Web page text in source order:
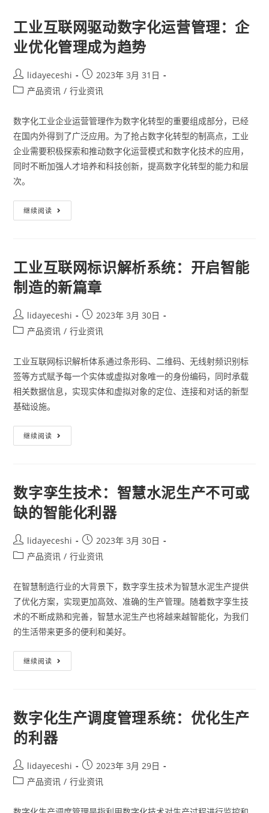
工业互联网驱动数字化运营管理：企
业优化管理成为趋势
lidayeceshi
2023年 3月 31日
产品资讯 / 行业资讯
数字化工业企业运营管理作为数字化转型的重要组成部分，已经
在国内外得到了广泛应用。为了抢占数字化转型的制高点，工业
企业需要积极探索和推动数字化运营模式和数字化技术的应用，
同时不断加强人才培养和科技创新，提高数字化转型的能力和层
次。
继续阅读
工业互联网标识解析系统：开启智能
制造的新篇章
lidayeceshi
2023年 3月 30日
产品资讯 / 行业资讯
工业互联网标识解析体系通过条形码、二维码、无线射频识别标
签等方式赋予每一个实体或虚拟对象唯一的身份编码，同时承载
相关数据信息，实现实体和虚拟对象的定位、连接和对话的新型
基础设施。
继续阅读
数字孪生技术：智慧水泥生产不可或
缺的智能化利器
lidayeceshi
2023年 3月 30日
产品资讯 / 行业资讯
在智慧制造行业的大背景下，数字孪生技术为智慧水泥生产提供
了优化方案，实现更加高效、准确的生产管理。随着数字孪生技
术的不断成熟和完善，智慧水泥生产也将越来越智能化，为我们
的生活带来更多的便利和美好。
继续阅读
数字化生产调度管理系统：优化生产
的利器
lidayeceshi
2023年 3月 29日
产品资讯 / 行业资讯